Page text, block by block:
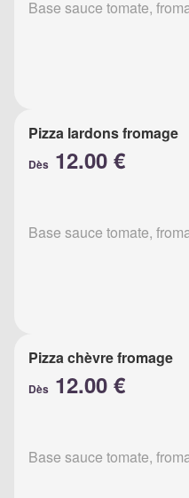
Base sauce tomate,
Pizza lardons fromage
Dès 12.00 €
Base sauce tomate,
Pizza chèvre fromage
Dès 12.00 €
Base sauce tomate,